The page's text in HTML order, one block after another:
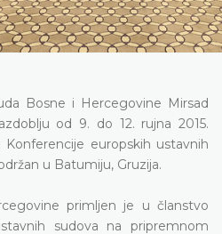
Bosne i Hercegovine Mirsad
od 9. do 12. rujna 2015.
europskih ustavnih
u Batumiju, Gruzija.
primljen je u članstvo
sudova na pripremnom